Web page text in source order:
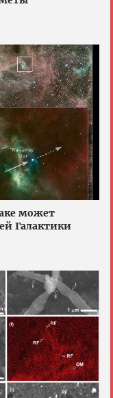
может
Галактики